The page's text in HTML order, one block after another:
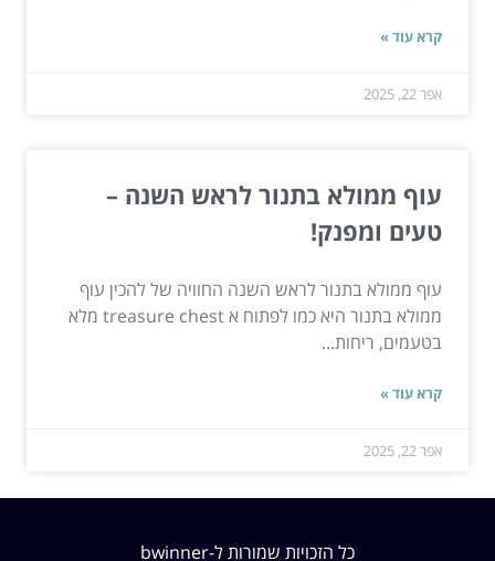
קרא עוד »
אפר 22, 2025
עוף ממולא בתנור לראש השנה –
טעים ומפנק!
עוף ממולא בתנור לראש השנה החוויה של להכין עוף
ממולא בתנור היא כמו לפתוח א treasure chest מלא
בטעמים, ריחות...
קרא עוד »
אפר 22, 2025
כל הזכויות שמורות ל-bwinner